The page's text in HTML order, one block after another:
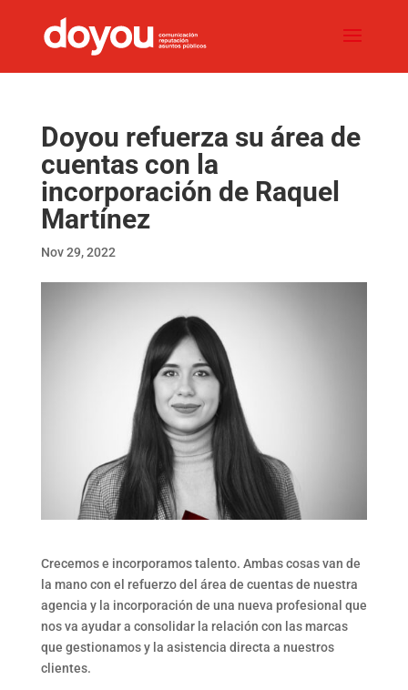
Doyou refuerza su área de
cuentas con la
incorporación de Raquel
Martínez
Nov 29, 2022
Crecemos e incorporamos talento. Ambas cosas van de
la mano con el refuerzo del área de cuentas de nuestra
agencia y la incorporación de una nueva profesional que
nos va ayudar a consolidar la relación con las marcas
que gestionamos y la asistencia directa a nuestros
clientes.